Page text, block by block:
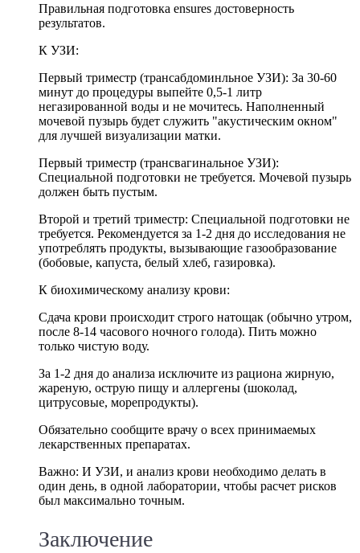
Правильная подготовка ensures достоверность
результатов.
К УЗИ:
Первый триместр (трансабдоминльное УЗИ): За 30-60
минут до процедуры выпейте 0,5-1 литр
негазированной воды и не мочитесь. Наполненный
мочевой пузырь будет служить "акустическим окном"
для лучшей визуализации матки.
Первый триместр (трансвагинальное УЗИ):
Специальной подготовки не требуется. Мочевой пузырь
должен быть пустым.
Второй и третий триместр: Специальной подготовки не
требуется. Рекомендуется за 1-2 дня до исследования не
употреблять продукты, вызывающие газообразование
(бобовые, капуста, белый хлеб, газировка).
К биохимическому анализу крови:
Сдача крови происходит строго натощак (обычно утром,
после 8-14 часового ночного голода). Пить можно
только чистую воду.
За 1-2 дня до анализа исключите из рациона жирную,
жареную, острую пищу и аллергены (шоколад,
цитрусовые, морепродукты).
Обязательно сообщите врачу о всех принимаемых
лекарственных препаратах.
Важно: И УЗИ, и анализ крови необходимо делать в
один день, в одной лаборатории, чтобы расчет рисков
был максимально точным.
Заключение